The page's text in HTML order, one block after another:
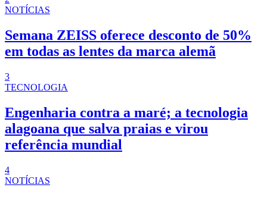
NOTÍCIAS
Semana ZEISS oferece desconto de 50%
em todas as lentes da marca alemã
3
TECNOLOGIA
Engenharia contra a maré; a tecnologia
alagoana que salva praias e virou
referência mundial
4
NOTÍCIAS